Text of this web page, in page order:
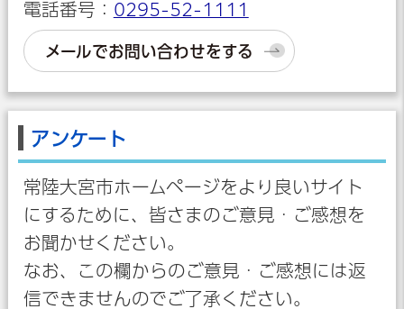
電話番号： 0295-52-1111
メールでお問い合わせをする
アンケート
常陸大宮市ホームページをより良いサイト
にするために、皆さまのご意見・ご感想を
お聞かせください。
なお、この欄からのご意見・ご感想には返
信できませんのでご了承ください。